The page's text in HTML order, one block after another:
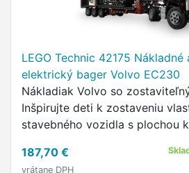
LEGO Technic 42175
elektrický bager Volvo EC230
Nákladiak Volvo so
Inšpirujte deti k zostaveniu
stavebného vozidla s plochou
Prezrite si 6-valcový motor s
187,70 €
vrátane DPH